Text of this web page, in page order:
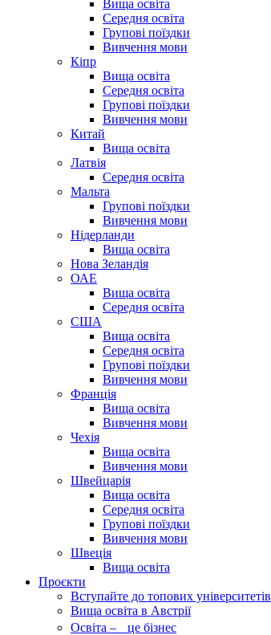
Вища освіта
Середня освіта
Групові поїздки
Вивчення мови
Кіпр
Вища освіта
Середня освіта
Групові поїздки
Вивчення мови
Китай
Вища освіта
Латвія
Середня освіта
Мальта
Групові поїздки
Вивчення мови
Нідерланди
Вища освіта
Нова Зеландія
ОАЕ
Вища освіта
Середня освіта
США
Вища освіта
Середня освіта
Групові поїздки
Вивчення мови
Франція
Вища освіта
Вивчення мови
Чехія
Вища освіта
Вивчення мови
Швейцарія
Вища освіта
Середня освіта
Групові поїздки
Вивчення мови
Швеція
Вища освіта
Проєкти
Вступайте до топових університетів
Вища освіта в Австрії
Освіта – це бізнес